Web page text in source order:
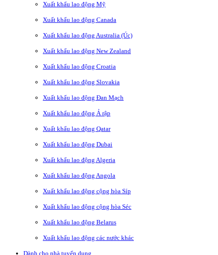
Xuất khẩu lao động Mỹ
Xuất khẩu lao động Canada
Xuất khẩu lao động Australia (Úc)
Xuất khẩu lao động New Zealand
Xuất khẩu lao động Croatia
Xuất khẩu lao động Slovakia
Xuất khẩu lao động Đan Mạch
Xuất khẩu lao động Ả rập
Xuất khẩu lao động Qatar
Xuất khẩu lao động Dubai
Xuất khẩu lao động Algeria
Xuất khẩu lao động Angola
Xuất khẩu lao động cộng hòa Síp
Xuất khẩu lao động cộng hòa Séc
Xuất khẩu lao động Belarus
Xuất khẩu lao động các nước khác
Dành cho nhà tuyển dụng